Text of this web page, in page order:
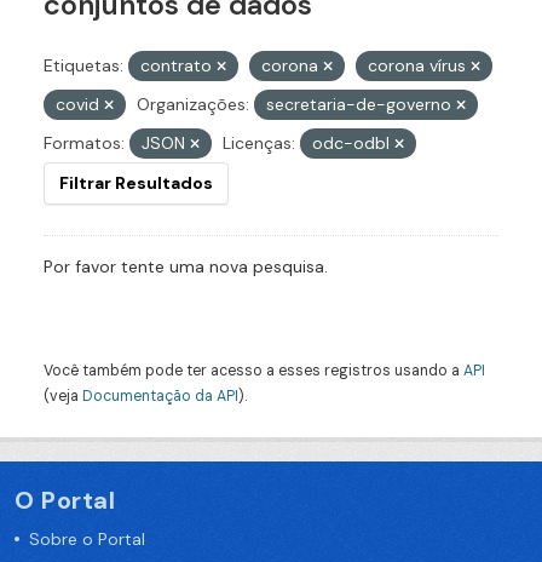
Etiquetas: contrato corona
corona vírus
covid
Organizações:
secretaria-de-governo
Formatos:
JSON Licenças:
odc-odbl
Filtrar Resultados
Por favor tente uma nova pesquisa.
Você também pode ter acesso a esses registros usando a API
(veja Documentação da API).
O Portal
Sobre o Portal